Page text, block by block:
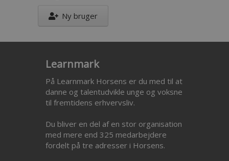
Ny bruger
Learnmark
På Learnmark Horsens er du med til at
danne og talentudvikle unge og voksne
til fremtidens erhvervsliv.
Du bliver en del af en stor organisation
med mere end 325 medarbejdere
fordelt på tre adresser i Horsens.